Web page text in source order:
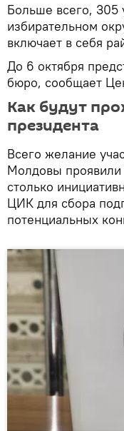
Больше всего, 305
избирательном
включает в себя
До 6 октября
бюро, сообщает
Как будут
президента
Всего желание
Молдовы проявили
столько
ЦИК для сбора
потенциальных